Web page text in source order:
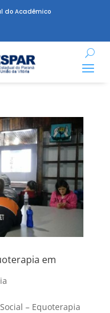
do Acadêmico
em
– Equoterapia